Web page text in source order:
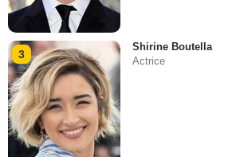
3
Shirine Boutella
Actrice